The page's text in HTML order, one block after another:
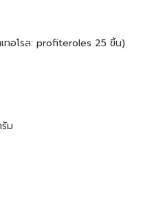
ทอโรล: profiteroles 25 ขิ้น)
ม